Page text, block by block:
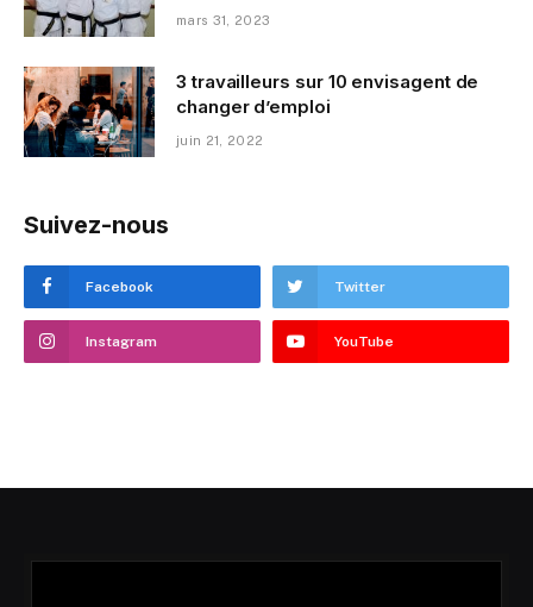
mars 31, 2023
3 travailleurs sur 10 envisagent de
changer d’emploi
juin 21, 2022
Suivez-nous
Facebook Twitter
Instagram YouTube